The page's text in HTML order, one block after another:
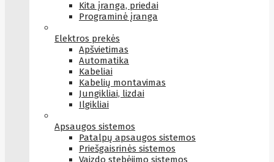
Kita įranga, priedai
Programinė įranga
Elektros prekės
Apšvietimas
Automatika
Kabeliai
Kabelių montavimas
Jungikliai, lizdai
Ilgikliai
Apsaugos sistemos
Patalpų apsaugos sistemos
Priešgaisrinės sistemos
Vaizdo stebėjimo sistemos